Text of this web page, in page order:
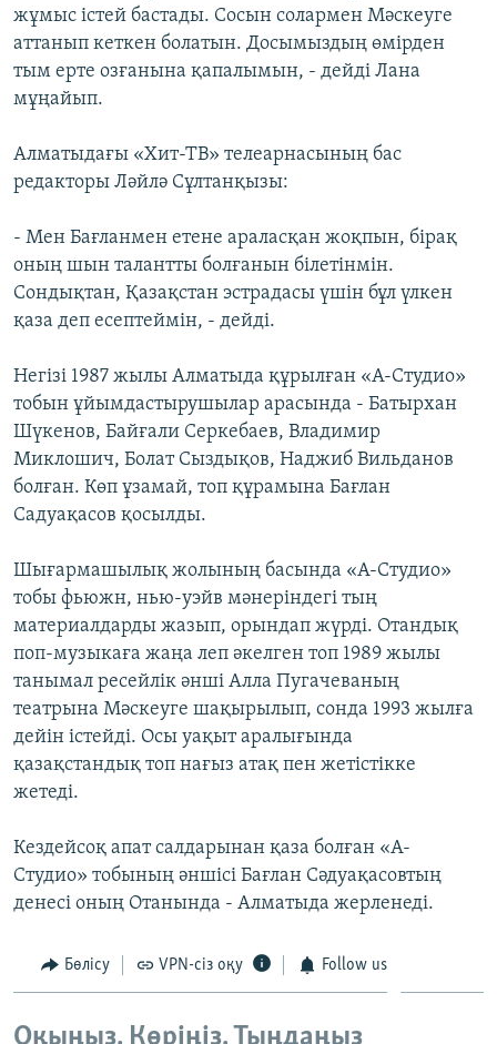
жұмыс істей бастады. Сосын солармен Мәскеуге
аттанып кеткен болатын. Досымыздың өмірден
тым ерте озғанына қапалымын, - дейді Лана
мұңайып.
Алматыдағы «Хит-ТВ» телеарнасының бас
редакторы Ләйлә Сұлтанқызы:
- Мен Бағланмен етене араласқан жоқпын, бірақ
оның шын талантты болғанын білетінмін.
Сондықтан, Қазақстан эстрадасы үшін бұл үлкен
қаза деп есептеймін, - дейді.
Негізі 1987 жылы Алматыда құрылған «А-Студио»
тобын ұйымдастырушылар арасында - Батырхан
Шүкенов, Байғали Серкебаев, Владимир
Миклошич, Болат Сыздықов, Наджиб Вильданов
болған. Көп ұзамай, топ құрамына Бағлан
Садуақасов қосылды.
Шығармашылық жолының басында «А-Студио»
тобы фьюжн, нью-уэйв мәнеріндегі тың
материалдарды жазып, орындап жүрді. Отандық
поп-музыкаға жаңа леп әкелген топ 1989 жылы
танымал ресейлік әнші Алла Пугачеваның
театрына Мәскеуге шақырылып, сонда 1993 жылға
дейін істейді. Осы уақыт аралығында
қазақстандық топ нағыз атақ пен жетістікке
жетеді.
Кездейсоқ апат салдарынан қаза болған «А-
Студио» тобының әншісі Бағлан Сәдуақасовтың
денесі оның Отанында - Алматыда жерленеді.
Бөлісу VPN-сіз оқу Follow us